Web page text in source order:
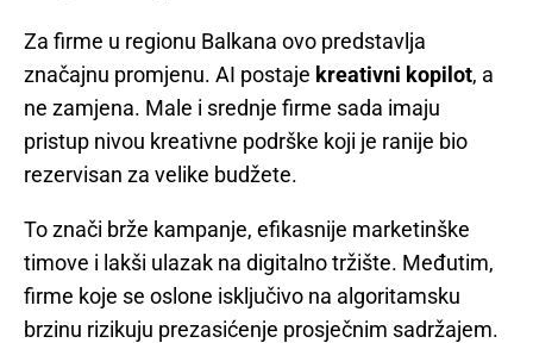
Za firme u regionu Balkana ovo predstavlja
značajnu promjenu. AI postaje kreativni kopilot, a
ne zamjena. Male i srednje firme sada imaju
pristup nivou kreativne podrške koji je ranije bio
rezervisan za velike budžete.
To znači brže kampanje, efikasnije marketinške
timove i lakši ulazak na digitalno tržište. Međutim,
firme koje se oslone isključivo na algoritamsku
brzinu rizikuju prezasićenje prosječnim sadržajem.